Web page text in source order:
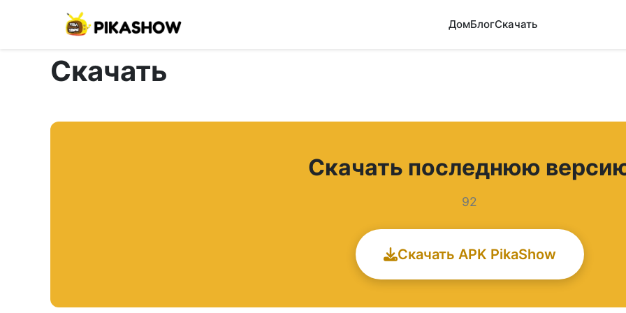
ДомБлогСкачать
Скачать
Скачать последнюю
92
Скачать APK PikaShow